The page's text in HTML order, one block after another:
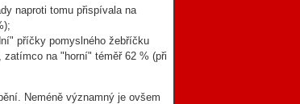
naproti tomu přispívala na
příčky pomyslného žebříčku
na "horní" téměř 62 % (při
Neméně významný je ovšem